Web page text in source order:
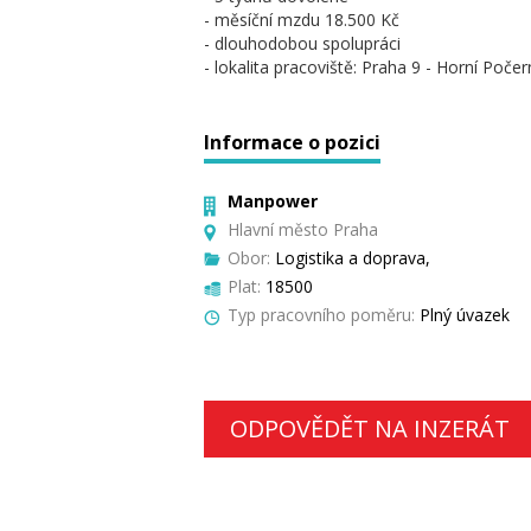
- měsíční mzdu 18.500 Kč
- dlouhodobou spolupráci
- lokalita pracoviště: Praha 9 - Horní
Informace o pozici
Manpower
Hlavní město Praha
Obor: Logistika a doprava,
Plat: 18500
Typ pracovního poměru: Plný úvazek
ODPOVĚDĚT NA INZERÁT